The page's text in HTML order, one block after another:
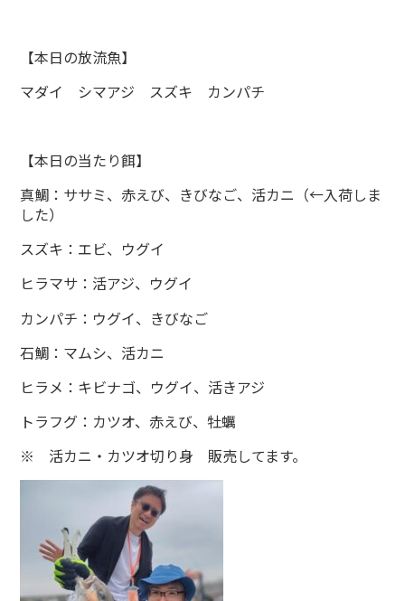
【本日の放流魚】
マダイ シマアジ スズキ カンパチ
【本日の当たり餌】
真鯛：ササミ、赤えび、きびなご、活カニ（←入荷しま
した）
スズキ：エビ、ウグイ
ヒラマサ：活アジ、ウグイ
カンパチ：ウグイ、きびなご
石鯛：マムシ、活カニ
ヒラメ：キビナゴ、ウグイ、活きアジ
トラフグ：カツオ、赤えび、牡蠣
※ 活カニ・カツオ切り身 販売してます。